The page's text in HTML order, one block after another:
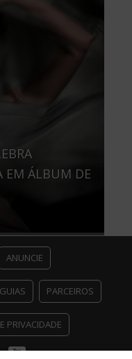
EM ÁLBUM DE
ANUNCIE
GUIAS PARCEIROS
PRIVACIDADE
Youtube